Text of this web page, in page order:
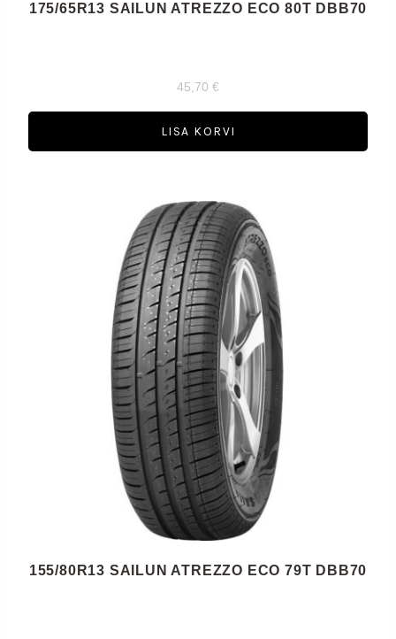
175/65R13 SAILUN ATREZZO ECO 80T DBB70
45,70 €
LISA KORVI
155/80R13 SAILUN ATREZZO ECO 79T DBB70